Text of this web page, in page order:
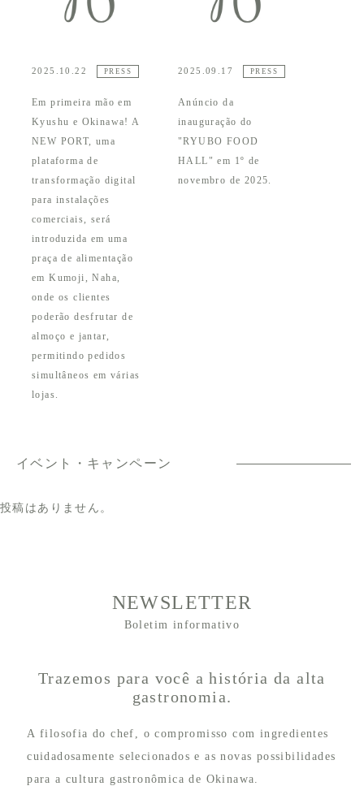
2025.10.22 PRESS
Em primeira mão em
Kyushu e Okinawa! A
NEW PORT, uma
plataforma de
transformação digital
para instalações
comerciais, será
introduzida em uma
praça de alimentação
em Kumoji, Naha,
onde os clientes
poderão desfrutar de
almoço e jantar,
permitindo pedidos
simultâneos em várias
lojas.
2025.09.17 PRESS
Anúncio da
inauguração do
"RYUBO FOOD
HALL" em 1º de
novembro de 2025.
イベント・キャンペーン
投稿はありません。
NEWSLETTER
Boletim informativo
Trazemos para você a história da alta
gastronomia.
A filosofia do chef, o compromisso com ingredientes
cuidadosamente selecionados e as novas possibilidades
para a cultura gastronômica de Okinawa.